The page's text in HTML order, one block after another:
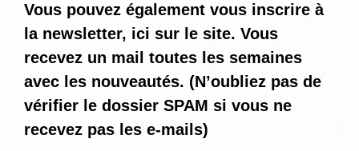
Vous pouvez également vous inscrire à
la newsletter, ici sur le site. Vous
recevez un mail toutes les semaines
avec les nouveautés. (N’oubliez pas de
vérifier le dossier SPAM si vous ne
recevez pas les e-mails)